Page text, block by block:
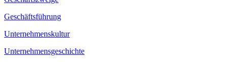
Geschäftsführung
Unternehmenskultur
Unternehmensgeschichte